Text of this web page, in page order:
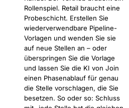
Rollenspiel. Retail braucht eine
Probeschicht. Erstellen Sie
wiederverwendbare Pipeline-
Vorlagen und wenden Sie sie
auf neue Stellen an – oder
überspringen Sie die Vorlage
und lassen Sie die KI von Join
einen Phasenablauf für genau
die Stelle vorschlagen, die Sie
besetzen. So oder so: Schluss